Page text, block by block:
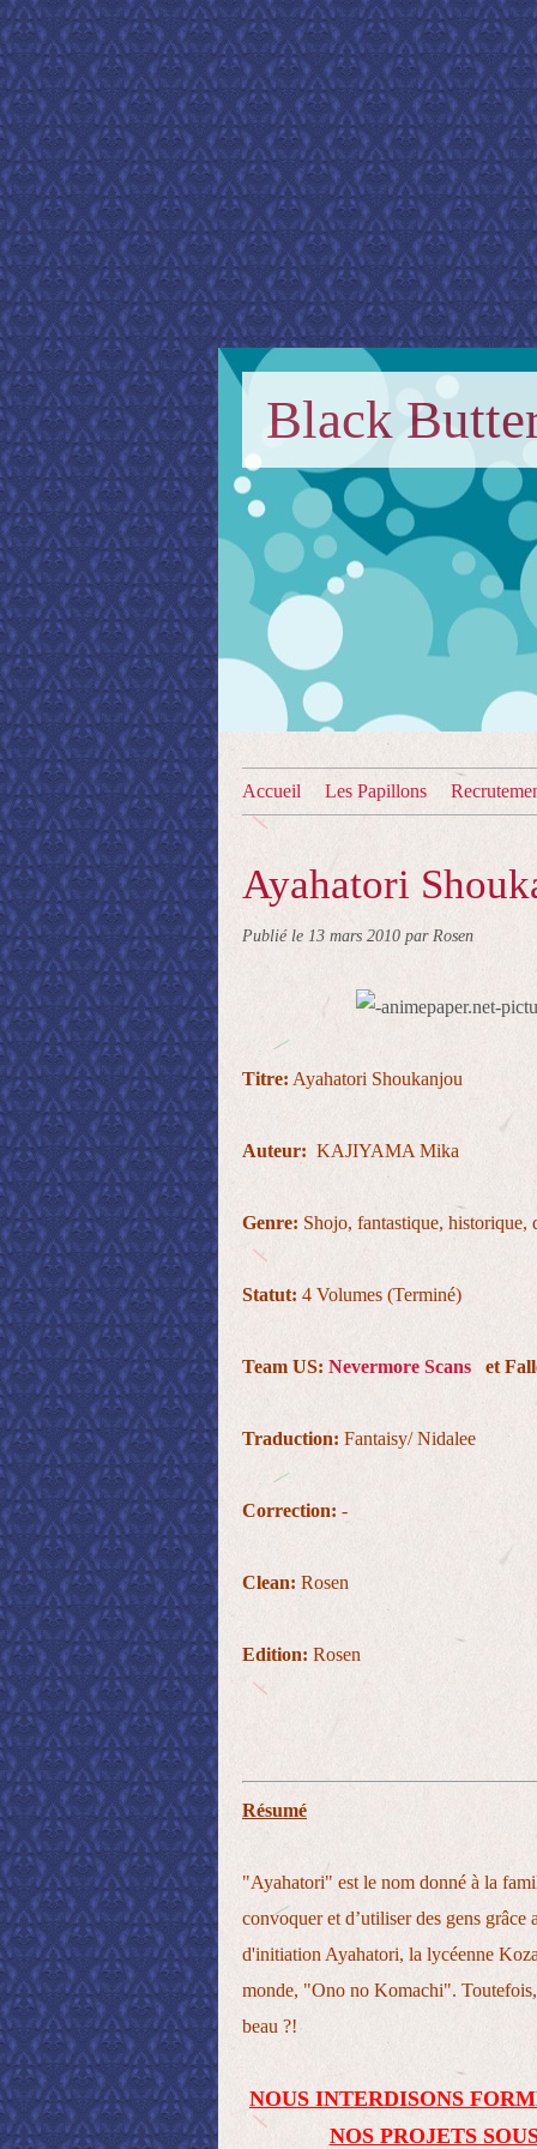
Black
Accueil Les Papillons
Ayahatori
Publié le 13 mars 2010 par Rosen
Titre: Ayahatori Shoukanjou
Auteur: KAJIYAMA Mika
Genre: Shojo, fantastique, historique,
Statut: 4 Volumes (Terminé)
Team US: Nevermore Scans et
Traduction: Fantaisy/ Nidalee
Correction: -
Clean: Rosen
Edition: Rosen
Résumé
"Ayahatori" est le nom donné à la
convoquer et d’utiliser des gens grâce
d'initiation Ayahatori, la lycéenne
monde, "Ono no Komachi".
beau ?!
NOUS INTERDISONS
NOS PROJETS